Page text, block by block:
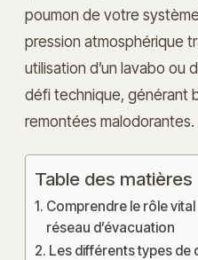
poumon de votre
pression atmosphérique
utilisation d’un lavabo ou
défi technique, générant
remontées malodorantes.
Table des matières
Comprendre le rôle
réseau d’évacuation
Les différents types de